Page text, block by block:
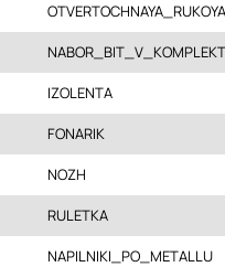
IZOLENTA
FONARIK
NOZH
RULETKA
NAPILNIKI_PO_METALLU